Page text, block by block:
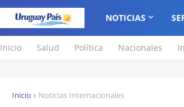
NOTICIAS
Inicio Salud Política Nacionales
Inicio Noticias Internacionales